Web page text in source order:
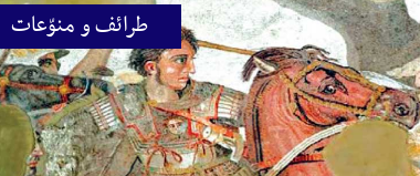
طرائف و منوّعات